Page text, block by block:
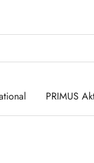
PRIMUS